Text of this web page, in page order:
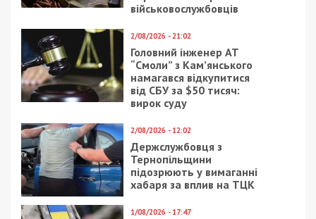
13 травня 2025 року одного з організаторів
альтернативою внесення застави у розмірі
557 мільйонів гривень. Досудове розслідування
триває.
Нагадаємо, раніше ми повідомляли про те, що
керівника держпідприємства НААН викрили на
продажі врожаю зі збитками на 13 мільйонів.
Facebook
Telegram
Twitter
WhatsApp
Viber
Email
Категории:Головне за день,Популярні
новини,Суспільство| Метки:гроші,
розслідування,шахрайство